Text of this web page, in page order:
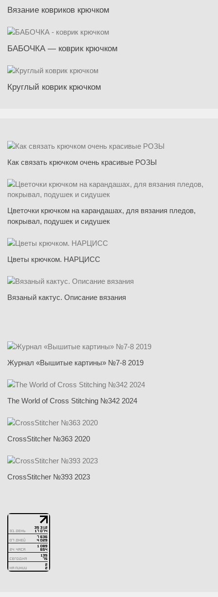
Вязание ковриков крючком
БАБОЧКА — коврик крючком
Круглый коврик крючком
Как связать крючком очень красивые РОЗЫ
Цветочки крючком на карандашах, для вязания пледов,
покрывал, подушек и сидушек
Цветы крючком. НАРЦИСС
Вязаный кактус. Описание вязания
Журнал «Вышитые картины» №7-8 2019
The World of Cross Stitching №342 2024
CrossStitcher №363 2020
CrossStitcher №393 2023